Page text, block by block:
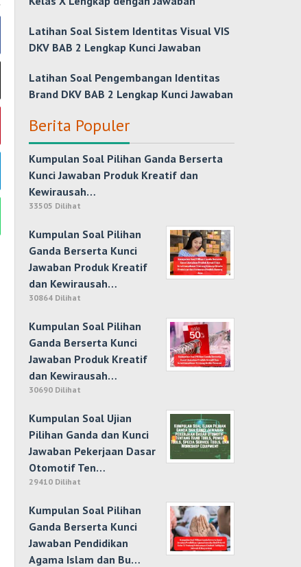
Latihan Soal Sistem Identitas Visual VIS
DKV BAB 2 Lengkap Kunci Jawaban
Latihan Soal Pengembangan Identitas
Brand DKV BAB 2 Lengkap Kunci Jawaban
Berita Populer
Kumpulan Soal Pilihan Ganda Berserta
Kunci Jawaban Produk Kreatif dan
Kewirausah…
33505 Dilihat
Kumpulan Soal Pilihan
Ganda Berserta Kunci
Jawaban Produk Kreatif
dan Kewirausah…
30864 Dilihat
Kumpulan Soal Pilihan
Ganda Berserta Kunci
Jawaban Produk Kreatif
dan Kewirausah…
30690 Dilihat
Kumpulan Soal Ujian
Pilihan Ganda dan Kunci
Jawaban Pekerjaan Dasar
Otomotif Ten…
29410 Dilihat
Kumpulan Soal Pilihan
Ganda Berserta Kunci
Jawaban Pendidikan
Agama Islam dan Bu…